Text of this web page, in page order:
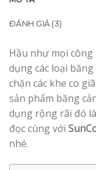
ĐÁNH GIÁ (3)
Hầu như mọi
dụng các loại
chặn các khe co
sản phẩm băng
dụng rộng rãi đó
đọc cùng với
nhé.